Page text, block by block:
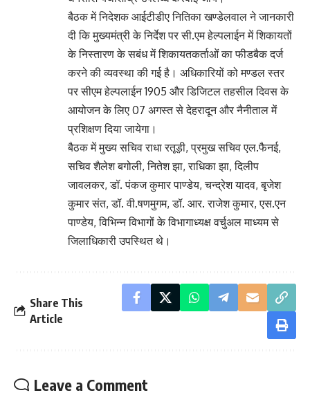
बैठक में निदेशक आईटीडीए नितिका खण्डेलवाल ने जानकारी
दी कि मुख्यमंत्री के निर्देश पर सी.एम हेल्पलाईन में शिकायतों
के निस्तारण के सबंध में शिकायतकर्ताओं का फीडबैक दर्ज
करने की व्यवस्था की गई है। अधिकारियों को मण्डल स्तर
पर सीएम हेल्पलाईन 1905 और डिजिटल तहसील दिवस के
आयोजन के लिए 07 अगस्त से देहरादून और नैनीताल में
प्रशिक्षण दिया जायेगा।
बैठक में मुख्य सचिव राधा रतूड़ी, प्रमुख सचिव एल.फैनई,
सचिव शैलेश बगोली, नितेश झा, राधिका झा, दिलीप
जावलकर, डॉ. पंकज कुमार पाण्डेय, चन्द्रेश यादव, बृजेश
कुमार संत, डॉ. वी.षणमुगम, डॉ. आर. राजेश कुमार, एस.एन
पाण्डेय, विभिन्न विभागों के विभागाध्यक्ष वर्चुअल माध्यम से
जिलाधिकारी उपस्थित थे।
Share This
Article
Leave a Comment